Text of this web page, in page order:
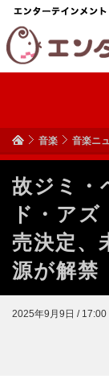
音楽 音楽ニ
故ジミ・
ド・ア
売決定、
源が解禁
2025年9月9日 / 17:00